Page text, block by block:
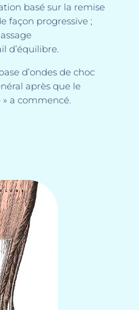
basé sur la remise
façon progressive ;
d’équilibre.
d’ondes de choc
après que le
a commencé.